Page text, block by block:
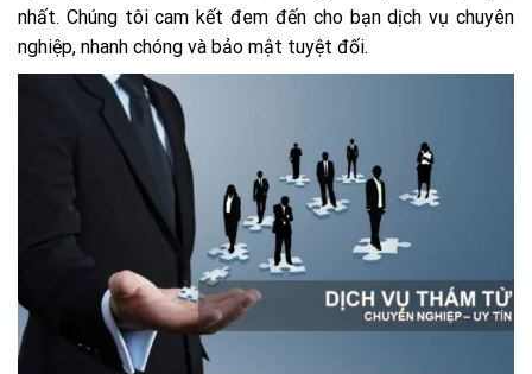
nhất. Chúng tôi cam kết đem đến cho bạn dịch vụ chuyên
nghiệp, nhanh chóng và bảo mật tuyệt đối.